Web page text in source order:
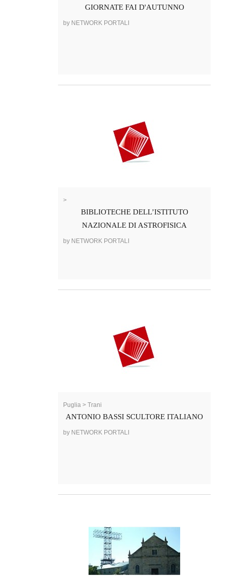
GIORNATE FAI D'AUTUNNO
by NETWORK PORTALI
>
BIBLIOTECHE DELL’ISTITUTO
NAZIONALE DI ASTROFISICA
by NETWORK PORTALI
Puglia > Trani
ANTONIO BASSI SCULTORE ITALIANO
by NETWORK PORTALI